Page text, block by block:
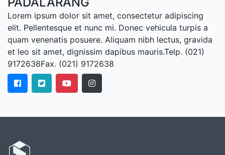
Lorem ipsum dolor sit amet, consectetur adipiscing
elit. Pellentesque et nunc mi. Donec vehicula turpis a
quam venenatis posuere. Aliquam nibh lectus, gravida
et leo sit amet, dignissim dapibus mauris.Telp. (021)
9172638Fax. (021) 9172638